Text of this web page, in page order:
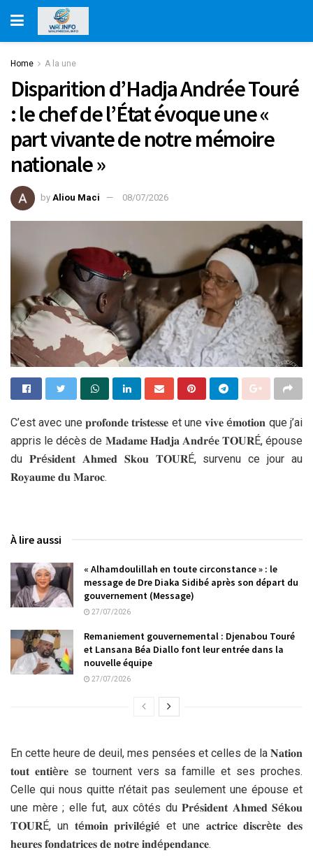
Home A la une
Disparition d’Hadja Andrée Touré
: le chef de l’État évoque une «
part vivante de notre mémoire
nationale »
by Aliou Maci 08/07/2026
C’est avec une 𝐩𝐫𝐨𝐟𝐨𝐧𝐝𝐞 𝐭𝐫𝐢𝐬𝐭𝐞𝐬𝐬𝐞 et une 𝐯𝐢𝐯𝐞 é𝐦𝐨𝐭𝐢𝐨𝐧 que j’ai
appris le décès de 𝐌𝐚𝐝𝐚𝐦𝐞 𝐇𝐚𝐝𝐣𝐚 𝐀𝐧𝐝𝐫é𝐞 𝐓𝐎𝐔𝐑É, épouse
du 𝐏𝐫é𝐬𝐢𝐝𝐞𝐧𝐭 𝐀𝐡𝐦𝐞𝐝 𝐒𝐤𝐨𝐮 𝐓𝐎𝐔𝐑É, survenu ce jour au
𝐑𝐨𝐲𝐚𝐮𝐦𝐞 𝐝𝐮 𝐌𝐚𝐫𝐨𝐜.
À lire aussi
« Alhamdoulillah en toute circonstance » : le
message de Dre Diaka Sidibé après son départ du
gouvernement (Message)
27/07/2026
Remaniement gouvernemental : Djenabou Touré
et Lansana Béa Diallo font leur entrée dans la
nouvelle équipe
27/07/2026
En cette heure de deuil, mes pensées et celles de la 𝐍𝐚𝐭𝐢𝐨𝐧
𝐭𝐨𝐮𝐭 𝐞𝐧𝐭𝐢è𝐫𝐞 se tournent vers sa famille et ses proches.
Celle qui nous quitte n’était pas seulement une épouse et
une mère ; elle fut, aux côtés du 𝐏𝐫é𝐬𝐢𝐝𝐞𝐧𝐭 𝐀𝐡𝐦𝐞𝐝 𝐒é𝐤𝐨𝐮
𝐓𝐎𝐔𝐑É, un 𝐭é𝐦𝐨𝐢𝐧 𝐩𝐫𝐢𝐯𝐢𝐥é𝐠𝐢é et une 𝐚𝐜𝐭𝐫𝐢𝐜𝐞 𝐝𝐢𝐬𝐜𝐫è𝐭𝐞 𝐝𝐞𝐬
𝐡𝐞𝐮𝐫𝐞𝐬 𝐟𝐨𝐧𝐝𝐚𝐭𝐫𝐢𝐜𝐞𝐬 𝐝𝐞 𝐧𝐨𝐭𝐫𝐞 𝐢𝐧𝐝é𝐩𝐞𝐧𝐝𝐚𝐧𝐜𝐞.